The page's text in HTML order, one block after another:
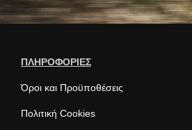
ΠΛΗΡΟΦΟΡΙΕΣ
Όροι και Προϋποθέσεις
Πολιτική Cookies